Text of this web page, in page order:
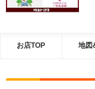
お店TOP 地図